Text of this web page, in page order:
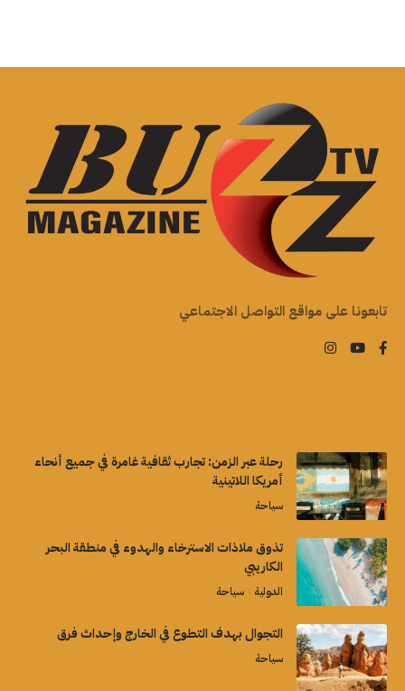
تابعونا على مواقع التواصل الاجتماعي
رحلة عبر الزمن: تجارب ثقافية غامرة في جميع أنحاء
أمريكا اللاتينية
سياحة
تذوق ملاذات الاسترخاء والهدوء في منطقة البحر
الكاريبي
الدولية سياحة
التجوال بهدف التطوع في الخارج وإحداث فرق
سياحة